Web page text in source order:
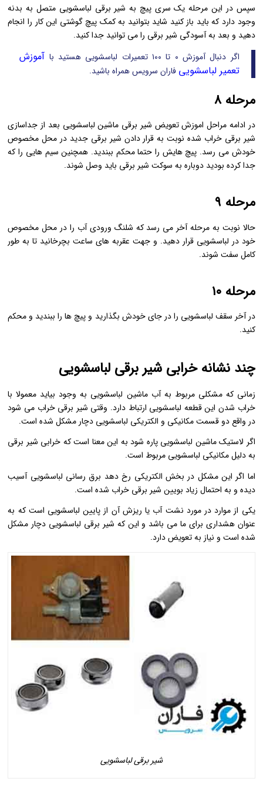
سپس در این مرحله یک سری پیچ به شیر برقی لباسشویی متصل به بدنه
وجود دارد که باید باز کنید شاید بتوانید به کمک پیچ گوشتی این کار را انجام
دهید و بعد به آسودگی شیر برقی را می توانید جدا کنید.
اگر دنبال آموزش ۰ تا ۱۰۰ تعمیرات لباسشویی هستید با
آموزش
تعمیر لباسشویی فاران سرویس همراه باشید.
مرحله ۸
در ادامه مراحل اموزش تعویض شیر برقی ماشین لباسشویی بعد از جداسازی
شیر برقی خراب شده نوبت به قرار دادن شیر برقی جدید در محل مخصوص
خودش می رسد. پیچ هایش را حتما محکم ببندید. همچنین سیم هایی را که
جدا کرده بودید دوباره به سوکت شیر برقی باید وصل شوند.
مرحله ۹
حالا نوبت به مرحله آخر می رسد که شلنگ ورودی آب را در محل مخصوص
خود در لباسشویی قرار دهید. و جهت عقربه های ساعت بچرخانید تا به طور
کامل سفت شوند.
مرحله ۱۰
در آخر سقف لباسشویی را در جای خودش بگذارید و پیچ ها را ببندید و محکم
کنید.
چند نشانه خرابی شیر برقی لباسشویی
زمانی که مشکلی مربوط به آب ماشین لباسشویی به وجود بیاید معمولا با
خراب شدن این قطعه لباسشویی ارتباط دارد. وقتی شیر برقی خراب می شود
در واقع دو قسمت مکانیکی و الکتریکی لباسشویی دچار مشکل شده است.
اگر لاستیک ماشین لباسشویی پاره شود به این معنا است که خرابی شیر برقی
به دلیل مکانیکی لباسشویی مربوط است.
اما اگر این مشکل در بخش الکتریکی رخ دهد برق رسانی لباسشویی آسیب
دیده و به احتمال زیاد بویین شیر برقی خراب شده است.
یکی از موارد در مورد نشت آب یا ریزش آن از پایین لباسشویی است که به
عنوان هشداری برای ما می باشد و این که شیر برقی لباسشویی دچار مشکل
شده است و نیاز به تعویض دارد.
شیر برقی لباسشویی